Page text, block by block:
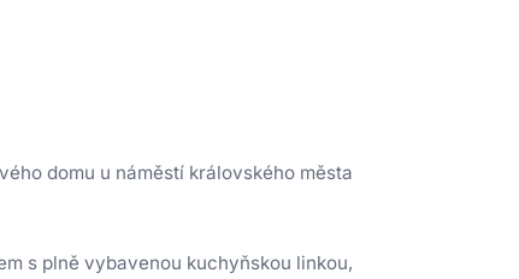
domu u náměstí královského města
s plně vybavenou kuchyňskou linkou,